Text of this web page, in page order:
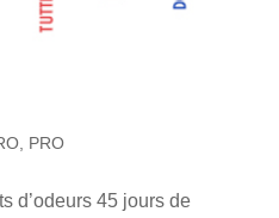
, PRO
d’odeurs 45 jours de